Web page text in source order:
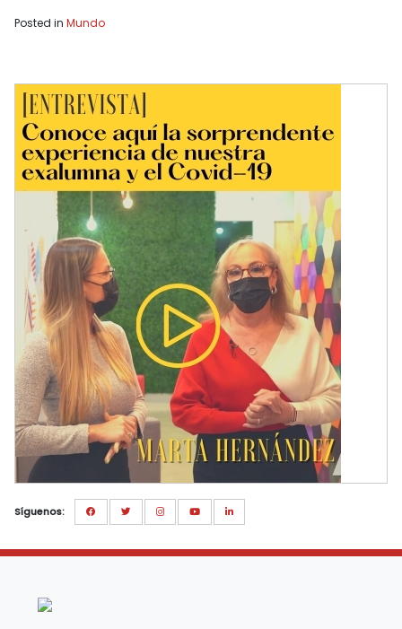
Posted in Mundo
Síguenos: